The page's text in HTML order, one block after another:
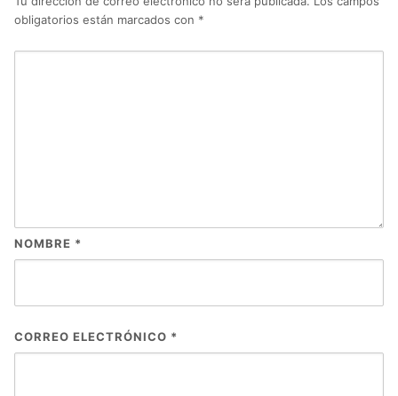
obligatorios están marcados con *
NOMBRE *
CORREO ELECTRÓNICO *